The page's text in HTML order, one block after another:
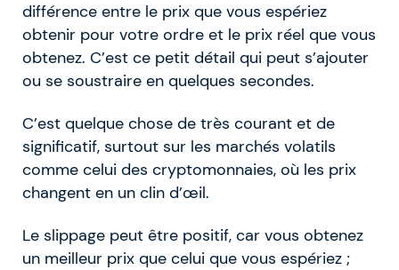
différence entre le prix que vous espériez
obtenir pour votre ordre et le prix réel que vous
obtenez. C’est ce petit détail qui peut s’ajouter
ou se soustraire en quelques secondes.
C’est quelque chose de très courant et de
significatif, surtout sur les marchés volatils
comme celui des cryptomonnaies, où les prix
changent en un clin d’œil.
Le slippage peut être positif, car vous obtenez
un meilleur prix que celui que vous espériez ;